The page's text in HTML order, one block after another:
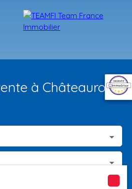
PROGRAMMES
à Châteauroux